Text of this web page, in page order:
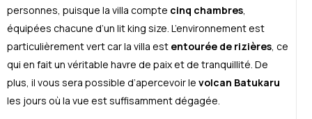
personnes, puisque la villa compte cinq chambres,
équipées chacune d’un lit king size. L’environnement est
particulièrement vert car la villa est entourée de rizières, ce
qui en fait un véritable havre de paix et de tranquillité. De
plus, il vous sera possible d’apercevoir le volcan Batukaru
les jours où la vue est suffisamment dégagée.